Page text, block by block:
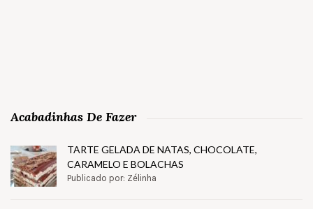
Acabadinhas De Fazer
TARTE GELADA DE NATAS, CHOCOLATE,
CARAMELO E BOLACHAS
Publicado por: Zélinha